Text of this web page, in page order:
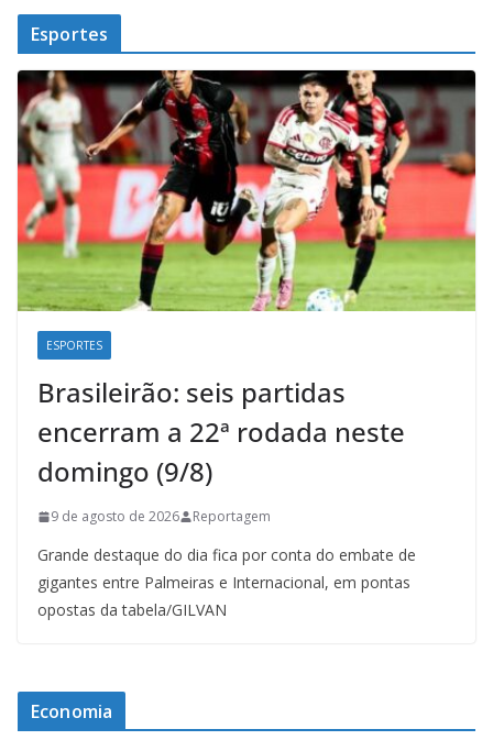
Esportes
ESPORTES
Brasileirão: seis partidas
encerram a 22ª rodada neste
domingo (9/8)
9 de agosto de 2026 Reportagem
Grande destaque do dia fica por conta do embate de
gigantes entre Palmeiras e Internacional, em pontas
opostas da tabela/GILVAN
Economia